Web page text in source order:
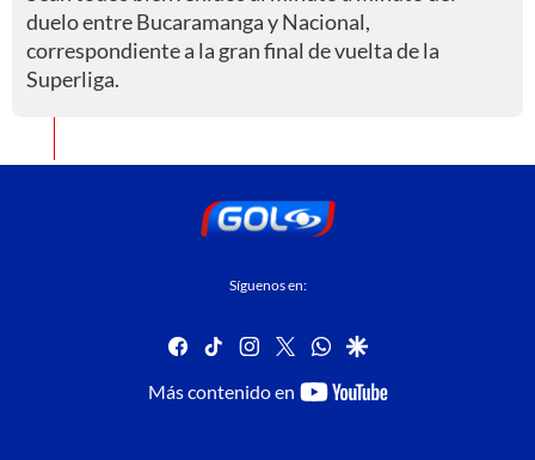
duelo entre Bucaramanga y Nacional,
correspondiente a la gran final de vuelta de la
Superliga.
Síguenos en:
facebook
tiktok instagram
twitterwhatsapp
google
Más contenido en
youtube-